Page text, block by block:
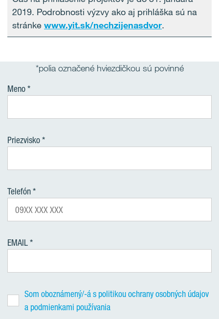
2019. Podrobnosti výzvy ako aj prihláška sú na
stránke www.yit.sk/nechzijenasdvor.
*polia označené hviezdičkou sú povinné
Meno
Priezvisko
Telefón
EMAIL
Som oboznámený/-á s politikou ochrany osobných údajov
a podmienkami používania